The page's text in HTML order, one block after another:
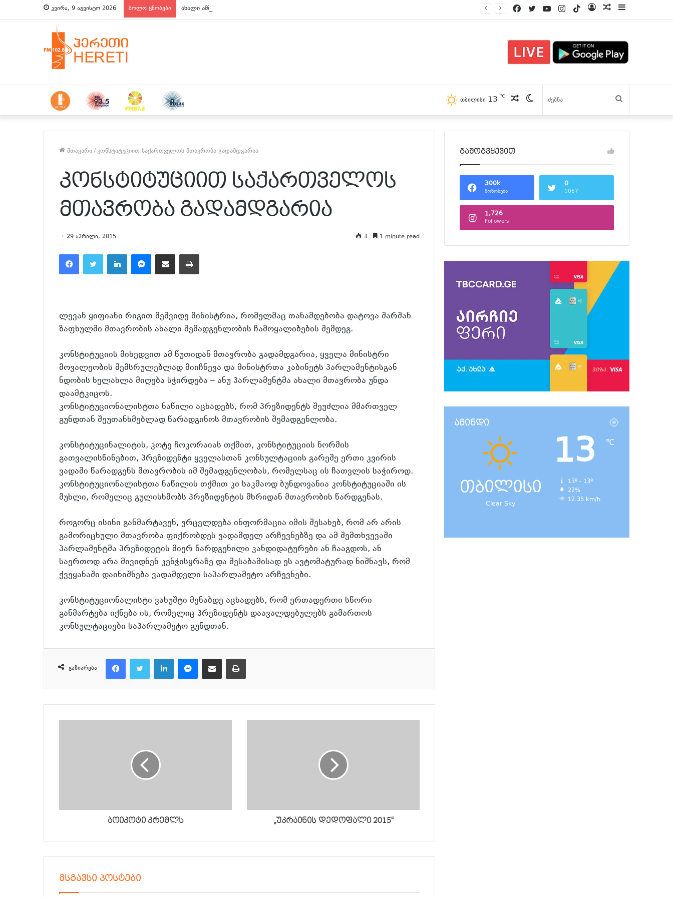
კვირა, 9 აგვისტო 2026 ბოლო ცნობები ახალი ამბები 15:00 საათზე პოსტები
Log
TikTok
Instagram
YouTube
Twitter
Facebook
Switch
skin
პოსტები
თბილისი 13 ℃
მთავარი/კონსტიტუციით საქართველოს მთავრობა გადამდგარია
კონსტიტუციით საქართველოს
მთავრობა გადამდგარია
29 აპრილი, 2015 3 1 minute read
ლევან ყიფიანი რიგით მეშვიდე მინისტრია, რომელმაც თანამდებობა დატოვა შარშან
ზაფხულში მთავრობის ახალი შემადგენლობის ჩამოყალიბების შემდეგ.
კონსტიტუციის მიხედვით ამ წუთიდან მთავრობა გადამდგარია, ყველა მინისტრი
მოვალეობის შემსრულებლად მიიჩნევა და მინისტრთა კაბინეტს პარლამენტისგან
ნდობის ხელახლა მიღება სჭირდება – ანუ პარლამენტმა ახალი მთავრობა უნდა
დაამტკიცოს.
კონსტიტუციონალისტთა ნაწილი აცხადებს, რომ პრეზიდენტს შეუძლია მმართველ
გუნდთან შეუთანხმებლად წარადგინოს მთავრობის შემადგენლობა.
კონსტიტუცინალიტის, კოტე ჩოკორაიას თქმით, კონსტიტუციის ნორმის
გათვალისწინებით, პრეზიდენტი ყველასთან კონსულტაციის გარეშე ერთი კვირის
ვადაში წარადგენს მთავრობის იმ შემადგენლობას, რომელსაც ის ჩათვლის საჭიროდ.
კონსტიტუციონალისტთა ნაწილის თქმით კი საკმაოდ ბუნდოვანია კონსტიტუციაში ის
მუხლი, რომელიც გულისხმობს პრეზიდენტის მხრიდან მთავრობის წარდგენას.
როგორც ისინი განმარტავენ, ვრცელდება ინფორმაცია იმის შესახებ, რომ არ არის
გამორიცხული მთავრობა ფიქრობდეს ვადამდელ არჩევნებზე და ამ შემთხვევაში
პარლამენტმა პრეზიდეტის მიერ წარდგენილი კანდიდატურები ან ჩააგდოს, ან
საერთოდ არა მივიდნენ კენჭისყრაზე და შესაბამისად ეს ავტომატურად ნიშნავს, რომ
ქვეყანაში დაინიშნება ვადამდელი საპარლამეტო არჩევნები.
კონსტიტუციონალისტი ვახუშტი მენაბდე აცხადებს, რომ ერთადერთი სწორი
განმარტება იქნება ის, რომელიც პრეზიდენტს დაავალდებულებს გამართოს
კონსულტაციები საპარლამეტო გუნდთან.
გაზიარება
ბოიკოტი კრემლს „უკრაინის დედოფალი 2015“
მსგავსი პოსტები
გამოგვყევით
300k
მოწონება
0
1067
1,726
Followers
ამინდი
თბილისი
Clear Sky
13 ℃
13º - 13º
22%
12.35 km/h